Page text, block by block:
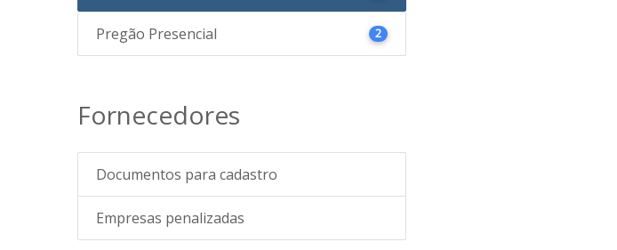
Pregão Presencial 2
Fornecedores
Documentos para cadastro
Empresas penalizadas